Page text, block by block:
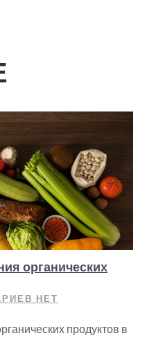
органических
НЕТ
продуктов в